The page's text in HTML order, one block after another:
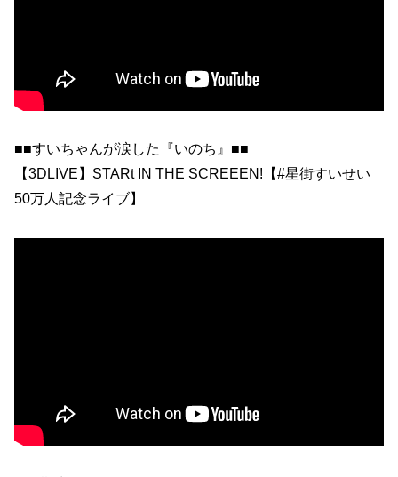
■■すいちゃんが涙した『いのち』■■
【3DLIVE】STARt IN THE SCREEEN!【#星街すいせい
50万人記念ライブ】